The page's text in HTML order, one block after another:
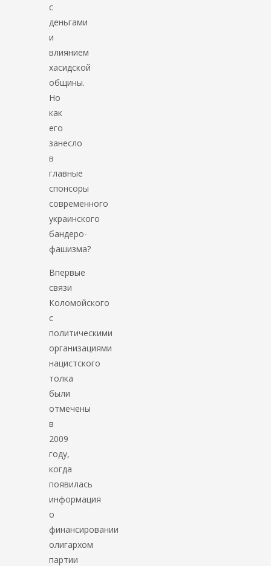
с
деньгами
и
влиянием
хасидской
общины.
Но
как
его
занесло
в
главные
спонсоры
современного
украинского
бандеро-
фашизма?
Впервые
связи
Коломойского
с
политическими
организациями
нацистского
толка
были
отмечены
в
2009
году,
когда
появилась
информация
о
финансировании
олигархом
партии